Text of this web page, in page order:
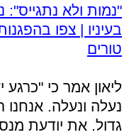
"נמות ולא
בעיניו | צפו
טורים
נעלה ונעלה.
גדול. את יודעת